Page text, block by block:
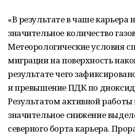
«В результате в чаше карьера
значительное количество
Метеорологические условия
миграции на поверхность
результате чего
и превышение ПДК по
Результатом активной
значительное снижение
северного борта карьера.